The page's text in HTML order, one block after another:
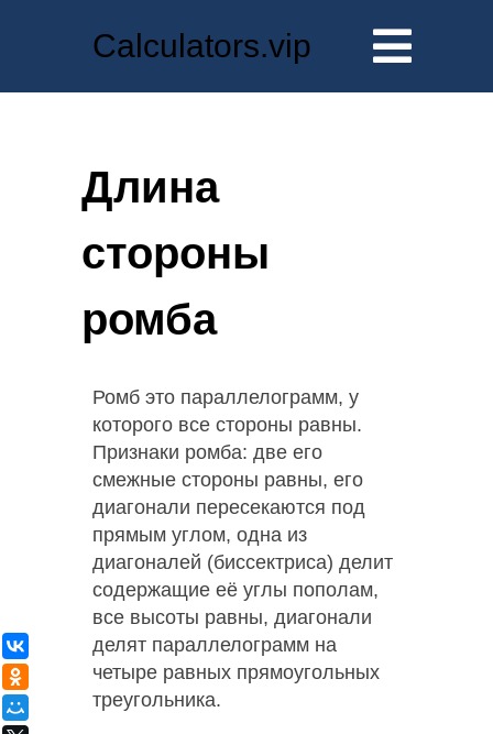
Calculators.vip
Длина
стороны
ромба
Ромб это параллелограмм, у
которого все стороны равны.
Признаки ромба: две его
смежные стороны равны, его
диагонали пересекаются под
прямым углом, одна из
диагоналей (биссектриса) делит
содержащие её углы пополам,
все высоты равны, диагонали
делят параллелограмм на
четыре равных прямоугольных
треугольника.
ВКонтакте
Одноклассники
Мой Мир